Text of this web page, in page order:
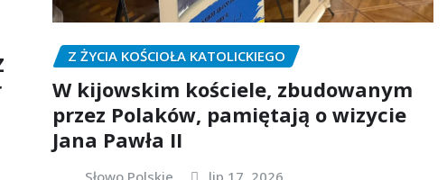
Z ŻYCIA KOŚCIOŁA KATOLICKIEGO
W kijowskim kościele, zbudowanym
przez Polaków, pamiętają o wizycie
Jana Pawła II
Słowo Polskie lip 17, 2026